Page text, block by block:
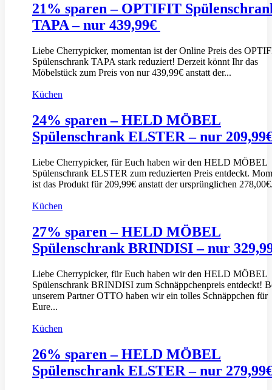
21% sparen – OPTIFIT
TAPA – nur 439,99€
Liebe Cherrypicker, momentan ist der Online Preis des
Spülenschrank TAPA stark reduziert! Derzeit könnt Ihr das
Möbelstück zum Preis von nur 439,99€ anstatt der...
Küchen
24% sparen – HELD MÖBEL
Spülenschrank ELSTER – nur
Liebe Cherrypicker, für Euch haben wir den HELD MÖBEL
Spülenschrank ELSTER zum reduzierten Preis entdeckt.
ist das Produkt für 209,99€ anstatt der ursprünglichen
Küchen
27% sparen – HELD MÖBEL
Spülenschrank BRINDISI – nur
Liebe Cherrypicker, für Euch haben wir den HELD MÖBEL
Spülenschrank BRINDISI zum Schnäppchenpreis entdeckt!
unserem Partner OTTO haben wir ein tolles Schnäppchen für
Eure...
Küchen
26% sparen – HELD MÖBEL
Spülenschrank ELSTER – nur